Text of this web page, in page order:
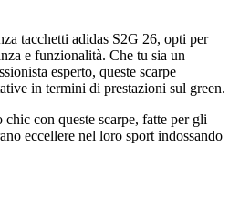
tacchetti adidas S2G 26, opti per
e funzionalità. Che tu sia un
esperto, queste scarpe
in termini di prestazioni sul green.
con queste scarpe, fatte per gli
eccellere nel loro sport indossando